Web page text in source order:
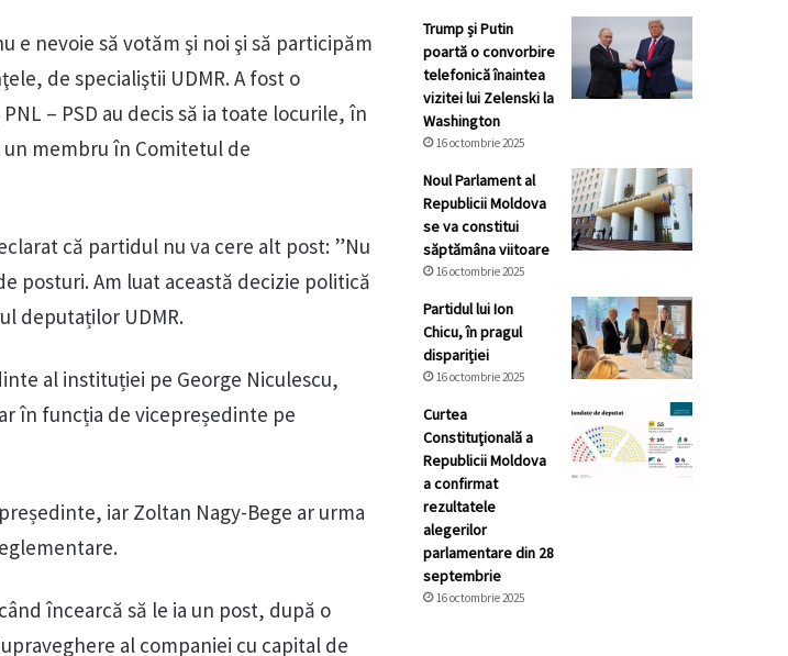
e nevoie să votăm şi noi şi să participăm
de specialiştii UDMR. A fost o
– PSD au decis să ia toate locurile, în
un membru în Comitetul de
că partidul nu va cere alt post: ”Nu
posturi. Am luat această decizie politică
deputaților UDMR.
al instituției pe George Niculescu,
în funcția de vicepreședinte pe
iar Zoltan Nagy-Bege ar urma
încearcă să le ia un post, după o
al companiei cu capital de
Trump și Putin
poartă o convorbire
telefonică înaintea
vizitei lui Zelenski la
Washington
16 octombrie 2025
Noul Parlament al
Republicii Moldova
se va constitui
săptămâna viitoare
16 octombrie 2025
Partidul lui Ion
Chicu, în pragul
dispariției
16 octombrie 2025
Curtea
Constituţională a
Republicii Moldova
a confirmat
rezultatele
alegerilor
parlamentare din 28
septembrie
16 octombrie 2025